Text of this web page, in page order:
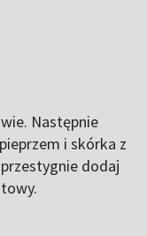
Następnie
i skórka z
dodaj